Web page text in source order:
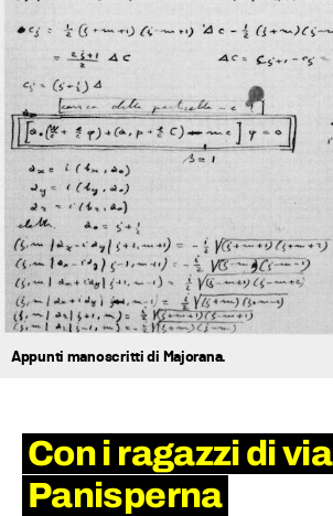
Appunti manoscritti di Majorana.
Con i ragazzi di via
Panisperna